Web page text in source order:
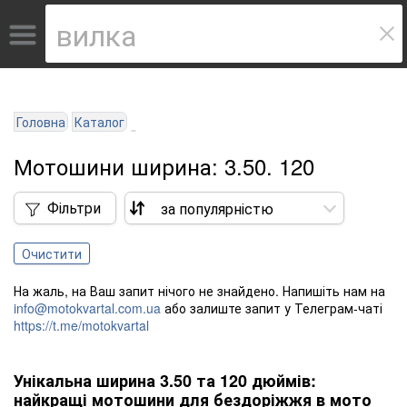
Головна Каталог
Мотошини ширина: 3.50. 120
Фільтри
Очистити
На жаль, на Ваш запит нічого не знайдено. Напишіть нам на
info@motokvartal.com.ua або залиште запит у Телеграм-чаті
https://t.me/motokvartal
Унікальна ширина 3.50 та 120 дюймів:
найкращі мотошини для бездоріжжя в мото